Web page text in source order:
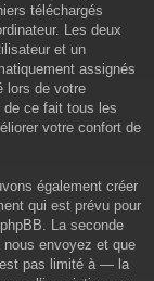
téléchargés
Les deux
et un
assignés
lors de votre
ce fait tous les
votre confort de
également créer
qui est prévu pour
La seconde
envoyez et que
pas limité à — la